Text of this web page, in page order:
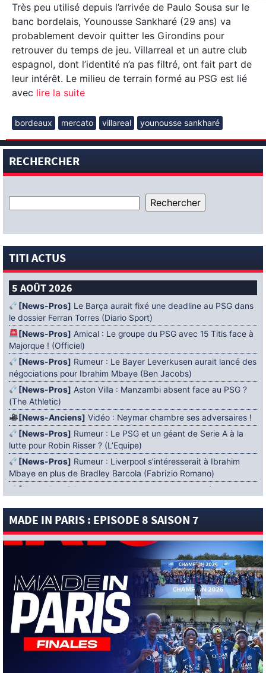
Très peu utilisé depuis l’arrivée de Paulo Sousa sur le
banc bordelais, Younousse Sankharé (29 ans) va
probablement devoir quitter les Girondins pour
retrouver du temps de jeu. Villarreal et un autre club
espagnol, dont l’identité n’a pas filtré, ont fait part de
leur intérêt. Le milieu de terrain formé au PSG est lié
avec lire la suite
bordeaux mercato villareal younousse sankharé
RECHERCHER
TITI ACTUS
5 AOÛT 2026
[News-Pros] Le Barça aurait fixé une deadline au PSG dans
le dossier Ferran Torres (Diario Sport)
[News-Pros] Amical : Le groupe du PSG avec 15 Titis face à
Majorque ! (Officiel)
[News-Pros] Rumeur : Le Bayer Leverkusen aurait lancé des
négociations pour Ibrahim Mbaye (Ben Jacobs)
[News-Pros] Aston Villa : Manzambi absent face au PSG ?
(The Athletic)
[News-Anciens] Vidéo : Neymar chambre ses adversaires !
[News-Pros] Rumeur : Le PSG et un géant de Serie A à la
lutte pour Robin Risser ? (L’Equipe)
[News-Pros] Rumeur : Liverpool s’intéresserait à Ibrahim
Mbaye en plus de Bradley Barcola (Fabrizio Romano)
[News-Pros]
Rumeur : Accord contractuel trouvé entre le
[News-Pros]Rumeur : Le PSG aurait lancé un ultimatum
4 AOÛT 2026
Mercato : Khalil Ayari prêté à Dunkerque
(Officiel)
[News-Anciens]Leverkusen : un retour de Diaby envisagé
(Foot Mercato)
[News-Formation]Nsoki va filer au Dinamo Zagreb
(L’Equipe)
[News-Pros]Rumeur : Suzuki acheté par le PSG puis prêté ?
MADE IN PARIS : EPISODE 8 SAISON 7